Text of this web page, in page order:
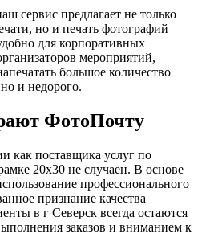
сервис предлагает не только
но и печать фотографий
для корпоративных
мероприятий,
большое количество
и недорого.
ФотоПочту
как поставщика услуг по
20х30 не случаен. В основе
профессионального
признание качества
в г Северск всегда остаются
заказов и вниманием к